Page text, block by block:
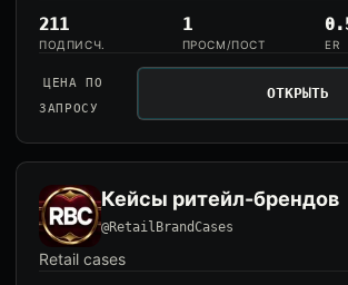
211
ПОДПИСЧ.
1
ПРОСМ/ПОСТ ER
ЦЕНА ПО
ЗАПРОСУ
ОТКРЫТЬ
Кейсы ритейл-брендов
@RetailBrandCases
Retail cases